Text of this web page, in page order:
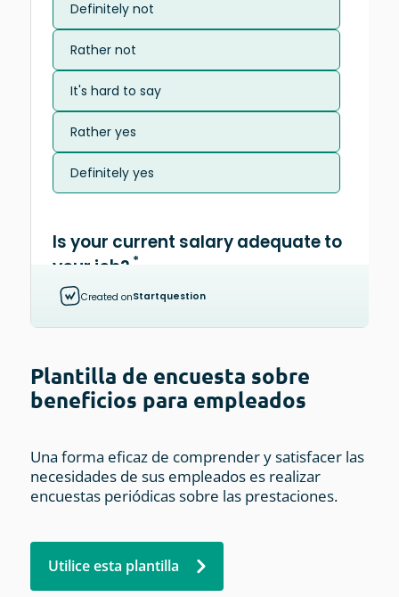
Plantilla de encuesta sobre
beneficios para empleados
Una forma eficaz de comprender y satisfacer las
necesidades de sus empleados es realizar
encuestas periódicas sobre las prestaciones.
Utilice esta plantilla